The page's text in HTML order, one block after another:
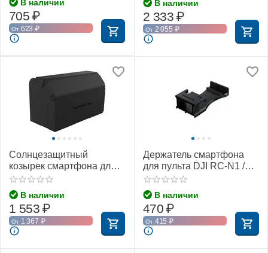
В наличии
705₽
От 623 ₽
В наличии
2 333₽
От 2 055 ₽
Солнцезащитный
козырек смартфона для
пульта DJI RC-N1 / RC-N2
/ RC-N3, Autel EVO Lite /
Nano (SunnyLife)
В наличии
1 553₽
От 1 367 ₽
Держатель смартфона
для пульта DJI RC-N1 /
RC-N2 / RC-N3
(SunnyLife)
В наличии
470₽
От 415 ₽